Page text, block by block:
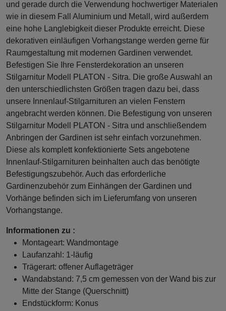
und gerade durch die Verwendung hochwertiger Materialen
wie in diesem Fall Aluminium und Metall, wird außerdem
eine hohe Langlebigkeit dieser Produkte erreicht. Diese
dekorativen einläufigen Vorhangstange werden gerne für
Raumgestaltung mit modernen Gardinen verwendet.
Befestigen Sie Ihre Fensterdekoration an unseren
Stilgarnitur Modell PLATON - Sitra. Die große Auswahl an
den unterschiedlichsten Größen tragen dazu bei, dass
unsere Innenlauf-Stilgarnituren an vielen Fenstern
angebracht werden können. Die Befestigung von unseren
Stilgarnitur Modell PLATON - Sitra und anschließendem
Anbringen der Gardinen ist sehr einfach vorzunehmen.
Diese als komplett konfektionierte Sets angebotene
Innenlauf-Stilgarnituren beinhalten auch das benötigte
Befestigungszubehör. Auch das erforderliche
Gardinenzubehör zum Einhängen der Gardinen und
Vorhänge befinden sich im Lieferumfang von unseren
Vorhangstange.
Informationen zu :
Montageart: Wandmontage
Laufanzahl: 1-läufig
Trägerart: offener Auflageträger
Wandabstand: 7,5 cm gemessen von der Wand bis zur
Mitte der Stange (Querschnitt)
Endstückform: Konus